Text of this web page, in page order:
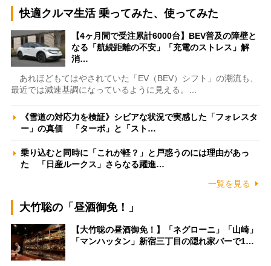
快適クルマ生活 乗ってみた、使ってみた
【4ヶ月間で受注累計6000台】BEV普及の障壁と
なる「航続距離の不安」「充電のストレス」解
消…
あれほどもてはやされていた「EV（BEV）シフト」の潮流も、
最近では減速基調になっているように見える。…
《雪道の対応力を検証》シビアな状況で実感した「フォレスタ
ー」の真価 「ターボ」と「スト…
乗り込むと同時に「これが軽？」と戸惑うのには理由があっ
た 「日産ルークス」さらなる躍進…
一覧を見る
大竹聡の「昼酒御免！」
【大竹聡の昼酒御免！】「ネグローニ」「山崎」
「マンハッタン」新宿三丁目の隠れ家バーで1…